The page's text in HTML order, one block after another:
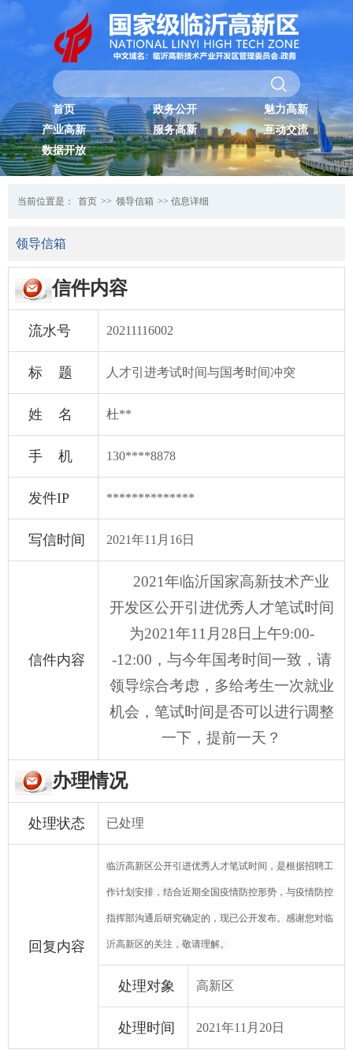
首页 政务公开
魅力高新
产业高新
服务高新
互动交流
数据开放
当前位置是： 首页 >> 领导信箱 >> 信息详细
领导信箱
信件内容
流水号 20211116002
标 题 人才引进考试时间与国考时间冲突
姓 名 杜**
手 机 130****8878
发件IP **************
写信时间 2021年11月16日
信件内容
2021年临沂国家高新技术产业
开发区公开引进优秀人才笔试时间
为2021年11月28日上午9:00-
-12:00，与今年国考时间一致，请
领导综合考虑，多给考生一次就业
机会， 笔试时间是否可以进行调整
一下，提前一天？
办理情况
处理状态 已处理
回复内容
临沂高新区公开引进优秀人才笔试时间，是根据招聘工
作计划安排，结合近期全国疫情防控形势，与疫情防控
指挥部沟通后研究确定的，现已公开发布。感谢您对临
沂高新区的关注，敬请理解。
处理对象 高新区
处理时间 2021年11月20日